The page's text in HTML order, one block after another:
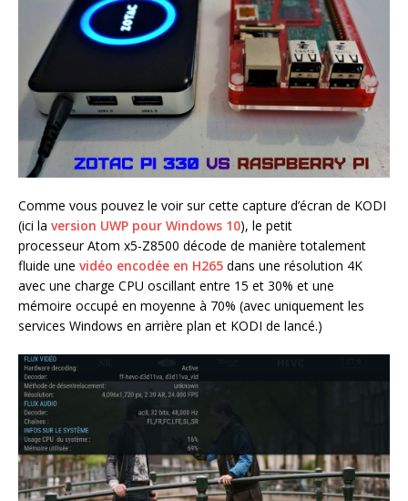
Comme vous pouvez le voir sur cette capture d’écran de KODI
(ici la version UWP pour Windows 10), le petit
processeur Atom x5-Z8500 décode de manière totalement
fluide une vidéo encodée en H265 dans une résolution 4K
avec une charge CPU oscillant entre 15 et 30% et une
mémoire occupé en moyenne à 70% (avec uniquement les
services Windows en arrière plan et KODI de lancé.)